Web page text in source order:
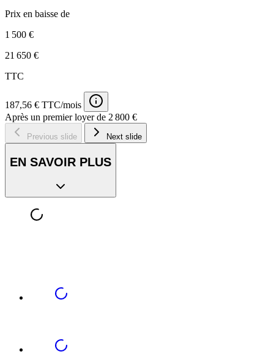
Prix en baisse de
1 500 €
21 650 €
TTC
187,56 € TTC/mois
Après un premier loyer de 2 800 €
Previous slide Next slide
EN SAVOIR PLUS